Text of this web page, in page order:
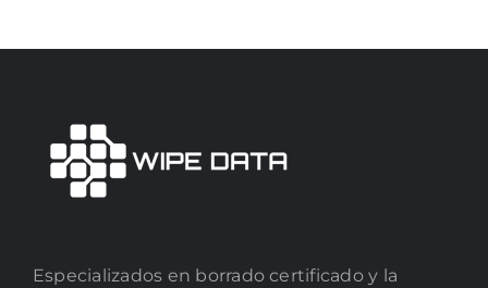
Especializados en borrado certificado y la